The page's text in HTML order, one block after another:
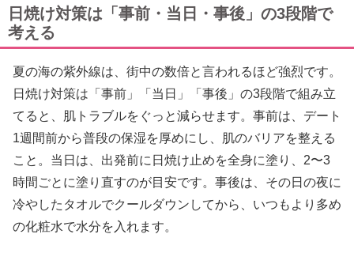
日焼け対策は「事前・当日・事後」の3段階で
考える
夏の海の紫外線は、街中の数倍と言われるほど強烈です。
日焼け対策は「事前」「当日」「事後」の3段階で組み立
てると、肌トラブルをぐっと減らせます。事前は、デート
1週間前から普段の保湿を厚めにし、肌のバリアを整える
こと。当日は、出発前に日焼け止めを全身に塗り、2〜3
時間ごとに塗り直すのが目安です。事後は、その日の夜に
冷やしたタオルでクールダウンしてから、いつもより多め
の化粧水で水分を入れます。